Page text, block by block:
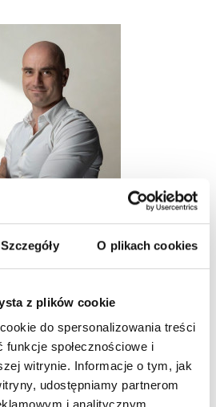
Szczegóły O plikach cookies
z plików cookie
do spersonalizowania treści
funkcje społecznościowe i
witrynie. Informacje o tym, jak
udostępniamy partnerom
Lutyński
Nieruchomości
535680290